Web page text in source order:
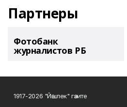
Партнеры
Фотобанк
журналистов РБ
1917-2026 "Йәшлек" гәзите